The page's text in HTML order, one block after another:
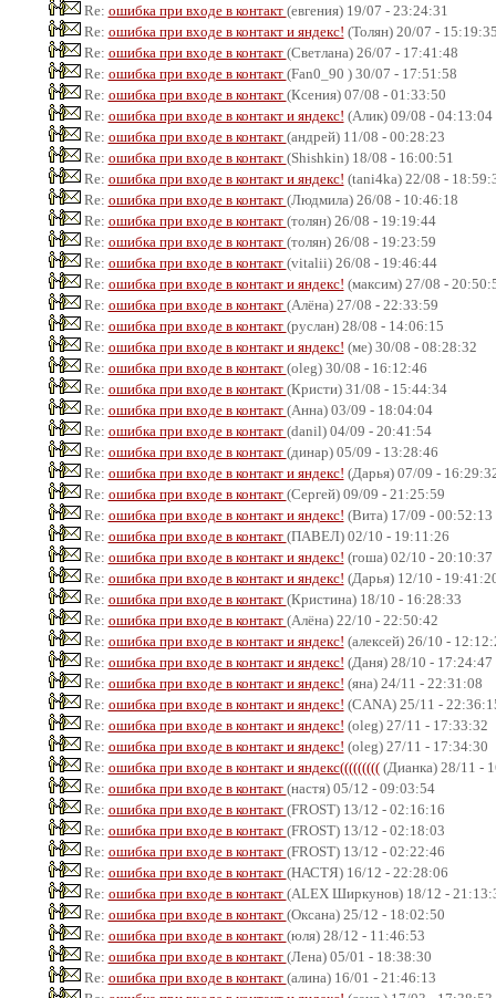
Re: ошибка при входе в контакт (евгения) 19/07 - 23:24:31
Re: ошибка при входе в контакт и яндекс! (Толян) 20/07 -
Re: ошибка при входе в контакт (Светлана) 26/07 - 17:41:48
Re: ошибка при входе в контакт (Fan0_90 ) 30/07 - 17:51:58
Re: ошибка при входе в контакт (Ксения) 07/08 - 01:33:50
Re: ошибка при входе в контакт и яндекс! (Алик) 09/08 - 04:13:04
Re: ошибка при входе в контакт (андрей) 11/08 - 00:28:23
Re: ошибка при входе в контакт (Shishkin) 18/08 - 16:00:51
Re: ошибка при входе в контакт и яндекс! (tani4ka) 22/08 -
Re: ошибка при входе в контакт (Людмила) 26/08 - 10:46:18
Re: ошибка при входе в контакт (толян) 26/08 - 19:19:44
Re: ошибка при входе в контакт (толян) 26/08 - 19:23:59
Re: ошибка при входе в контакт (vitalii) 26/08 - 19:46:44
Re: ошибка при входе в контакт и яндекс! (максим) 27/08 -
Re: ошибка при входе в контакт (Алёна) 27/08 - 22:33:59
Re: ошибка при входе в контакт (руслан) 28/08 - 14:06:15
Re: ошибка при входе в контакт и яндекс! (ме) 30/08 - 08:28:32
Re: ошибка при входе в контакт (oleg) 30/08 - 16:12:46
Re: ошибка при входе в контакт (Кристи) 31/08 - 15:44:34
Re: ошибка при входе в контакт (Анна) 03/09 - 18:04:04
Re: ошибка при входе в контакт (danil) 04/09 - 20:41:54
Re: ошибка при входе в контакт (динар) 05/09 - 13:28:46
Re: ошибка при входе в контакт и яндекс! (Дарья) 07/09 -
Re: ошибка при входе в контакт (Сергей) 09/09 - 21:25:59
Re: ошибка при входе в контакт и яндекс! (Вита) 17/09 - 00:52:13
Re: ошибка при входе в контакт (ПАВЕЛ) 02/10 - 19:11:26
Re: ошибка при входе в контакт и яндекс! (гоша) 02/10 - 20:10:37
Re: ошибка при входе в контакт и яндекс! (Дарья) 12/10 -
Re: ошибка при входе в контакт (Кристина) 18/10 - 16:28:33
Re: ошибка при входе в контакт (Алёна) 22/10 - 22:50:42
Re: ошибка при входе в контакт и яндекс! (алексей) 26/10 -
Re: ошибка при входе в контакт и яндекс! (Даня) 28/10 - 17:24:47
Re: ошибка при входе в контакт и яндекс! (яна) 24/11 - 22:31:08
Re: ошибка при входе в контакт и яндекс! (CANA) 25/11 -
Re: ошибка при входе в контакт и яндекс! (oleg) 27/11 - 17:33:32
Re: ошибка при входе в контакт и яндекс! (oleg) 27/11 - 17:34:30
Re: ошибка при входе в контакт и яндекс((((((((((Дианка) 28/11 -
Re: ошибка при входе в контакт (настя) 05/12 - 09:03:54
Re: ошибка при входе в контакт (FROST) 13/12 - 02:16:16
Re: ошибка при входе в контакт (FROST) 13/12 - 02:18:03
Re: ошибка при входе в контакт (FROST) 13/12 - 02:22:46
Re: ошибка при входе в контакт (НАСТЯ) 16/12 - 22:28:06
Re: ошибка при входе в контакт (ALEX Ширкунов) 18/12 -
Re: ошибка при входе в контакт (Оксана) 25/12 - 18:02:50
Re: ошибка при входе в контакт (юля) 28/12 - 11:46:53
Re: ошибка при входе в контакт (Лена) 05/01 - 18:38:30
Re: ошибка при входе в контакт (алина) 16/01 - 21:46:13